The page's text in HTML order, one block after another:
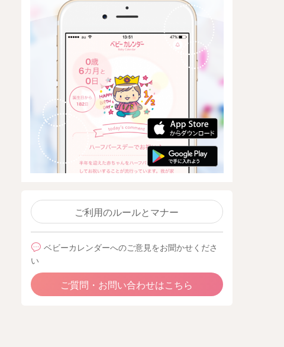
ご利用のルールとマナー
ベビーカレンダーへのご意見をお聞かせくださ
い
ご質問・お問い合わせはこちら